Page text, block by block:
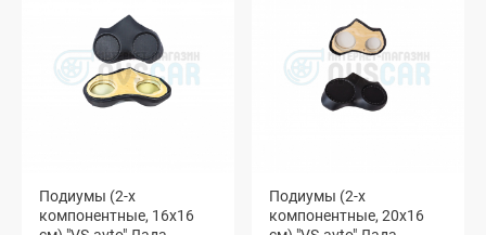
Подиумы (2-х
компонентные, 16x16
Подиумы (2-х
компонентные, 20x16